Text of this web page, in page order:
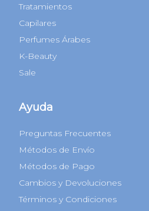
Tratamientos
Capilares
Perfumes Árabes
K-Beauty
Sale
Ayuda
Preguntas Frecuentes
Métodos de Envío
Métodos de Pago
Cambios y Devoluciones
Términos y Condiciones